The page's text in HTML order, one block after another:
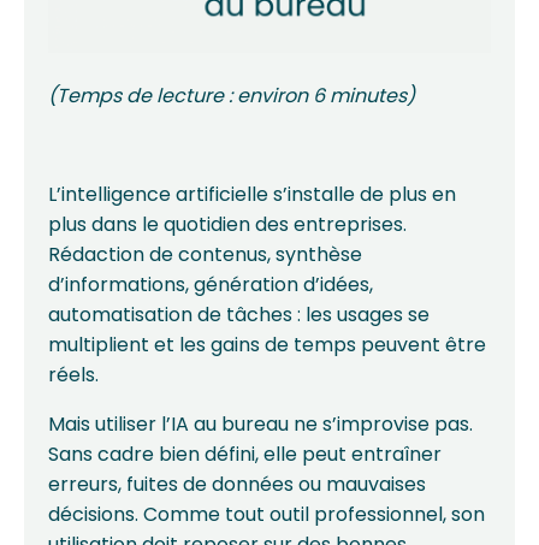
(Temps de lecture : environ 6 minutes)
L’intelligence artificielle s’installe de plus en
plus dans le quotidien des entreprises.
Rédaction de contenus, synthèse
d’informations, génération d’idées,
automatisation de tâches : les usages se
multiplient et les gains de temps peuvent être
réels.
Mais utiliser l’IA au bureau ne s’improvise pas.
Sans cadre bien défini, elle peut entraîner
erreurs, fuites de données ou mauvaises
décisions. Comme tout outil professionnel, son